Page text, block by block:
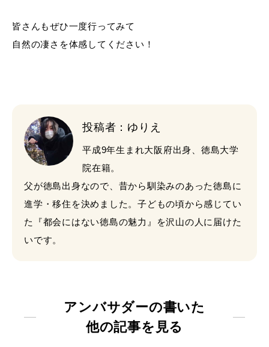
皆さんもぜひ一度行ってみて
自然の凄さを体感してください！
投稿者：ゆりえ
平成9年生まれ大阪府出身、徳島大学
院在籍。
父が徳島出身なので、昔から馴染みのあった徳島に
進学・移住を決めました。子どもの頃から感じてい
た『都会にはない徳島の魅力』を沢山の人に届けた
いです。
アンバサダーの書いた
他の記事を見る